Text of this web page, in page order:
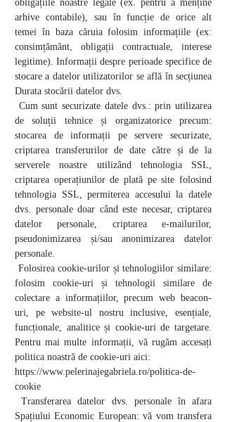
obligațiile noastre legale (ex. pentru a menține
arhive contabile), sau în funcție de orice alt
temei în baza căruia folosim informațiile (ex:
consimțământ, obligații contractuale, interese
legitime). Informații despre perioade specifice de
stocare a datelor utilizatorilor se află în secțiunea
Durata stocării datelor dvs.
Cum sunt securizate datele dvs.: prin utilizarea
de soluții tehnice și organizatorice precum:
stocarea de informații pe servere securizate,
criptarea transferurilor de date către și de la
serverele noastre utilizând tehnologia SSL,
criptarea operațiunilor de plată pe site folosind
tehnologia SSL, permiterea accesului la datele
dvs. personale doar când este necesar, criptarea
datelor personale, criptarea e-mailurilor,
pseudonimizarea și/sau anonimizarea datelor
personale.
Folosirea cookie-urilor și tehnologiilor similare:
folosim cookie-uri și tehnologii similare de
colectare a informațiilor, precum web beacon-
uri, pe website-ul nostru inclusive, esențiale,
funcționale, analitice și cookie-uri de targetare.
Pentru mai multe informații, vă rugăm accesați
politica noastră de cookie-uri aici:
https://www.pelerinajegabriela.ro/politica-de-
cookie
Transferarea datelor dvs. personale în afara
Spațiului Economic European: vă vom transfera